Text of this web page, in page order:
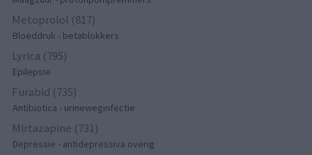
Metoprolol (817)
Bloeddruk - betablokkers
Lyrica (795)
Epilepsie
Furabid (735)
Antibiotica - urineweginfectie
Mirtazapine (731)
Depressie - antidepressiva overig